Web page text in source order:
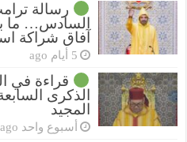
رسالة
السادس… ما
آفاق شراكة
5 أيام ago
قراءة في
الذكرى
المجيد
أسبوع واحد ago